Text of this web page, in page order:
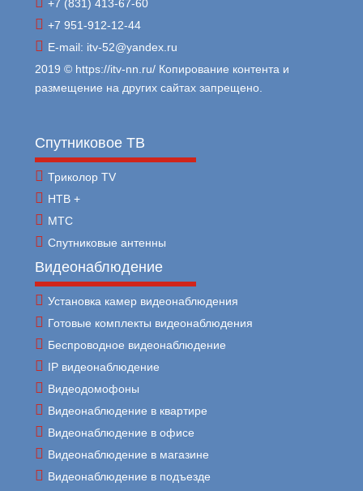
+7 (831) 413-67-60
+7 951-912-12-44
E-mail: itv-52@yandex.ru
2019 © https://itv-nn.ru/ Копирование контента и
размещение на других сайтах запрещено.
Спутниковое ТВ
Триколор TV
НТВ +
МТС
Спутниковые антенны
Видеонаблюдение
Установка камер видеонаблюдения
Готовые комплекты видеонаблюдения
Беспроводное видеонаблюдение
IP видеонаблюдение
Видеодомофоны
Видеонаблюдение в квартире
Видеонаблюдение в офисе
Видеонаблюдение в магазине
Видеонаблюдение в подъезде